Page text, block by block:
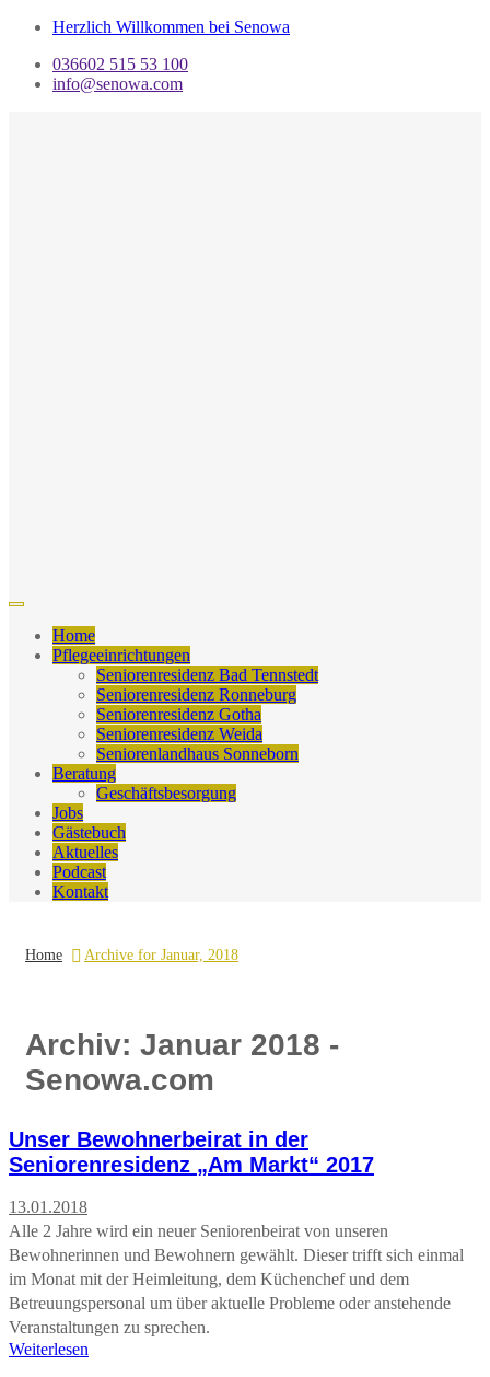
Herzlich Willkommen bei Senowa
036602 515 53 100
info@senowa.com
Home
Pflegeeinrichtungen
Seniorenresidenz Bad Tennstedt
Seniorenresidenz Ronneburg
Seniorenresidenz Gotha
Seniorenresidenz Weida
Seniorenlandhaus Sonneborn
Beratung
Geschäftsbesorgung
Jobs
Gästebuch
Aktuelles
Podcast
Kontakt
Home Archive for Januar, 2018
Archiv: Januar 2018 -
Senowa.com
Unser Bewohnerbeirat in der
Seniorenresidenz „Am Markt“ 2017
13.01.2018
Alle 2 Jahre wird ein neuer Seniorenbeirat von unseren
Bewohnerinnen und Bewohnern gewählt. Dieser trifft sich einmal
im Monat mit der Heimleitung, dem Küchenchef und dem
Betreuungspersonal um über aktuelle Probleme oder anstehende
Veranstaltungen zu sprechen.
Weiterlesen